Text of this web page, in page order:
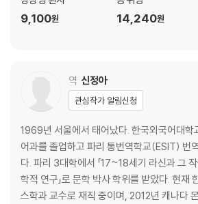
9,100원 14,240원
역 신정아
관심작가 알림신청
1969년 서울에서 태어났다. 한국외국어대학
어과를 졸업하고 파리 통번역학교(ESIT) 번
다. 파리 3대학에서 「17~18세기 라신과 그
학적 연구」로 문학 박사 학위를 받았다. 현재
스학과 교수로 재직 중이며, 2012년 캐나다